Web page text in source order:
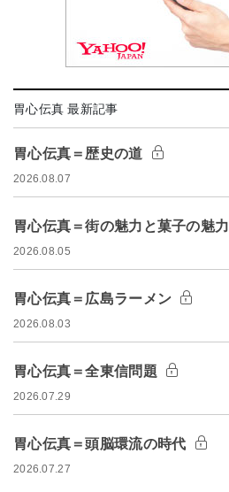
胃心伝真 最新記事
胃心伝真＝歴史の道
2026.08.07
胃心伝真＝街の魅力と菓子の魅力
2026.08.05
胃心伝真＝広島ラーメン
2026.08.03
胃心伝真＝全東信問題
2026.07.29
胃心伝真＝頭脳環流の時代
2026.07.27